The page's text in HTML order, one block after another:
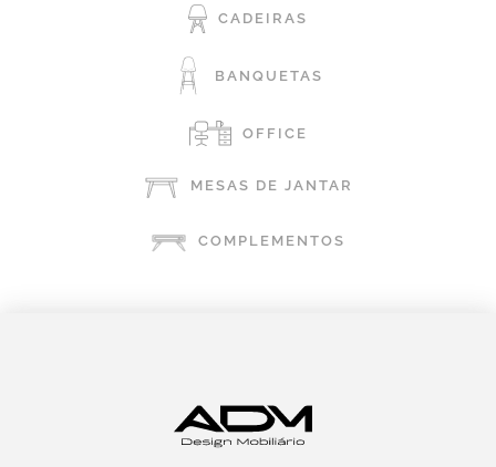
CADEIRAS
BANQUETAS
OFFICE
MESAS DE JANTAR
COMPLEMENTOS